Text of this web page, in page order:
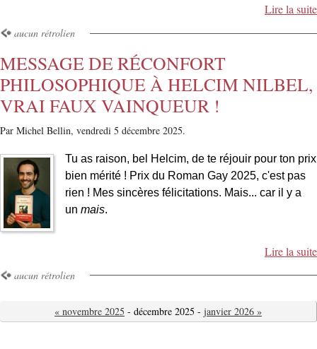
Lire la suite
aucun rétrolien
MESSAGE DE RÉCONFORT
PHILOSOPHIQUE À HELCIM NILBEL,
VRAI FAUX VAINQUEUR !
Par Michel Bellin, vendredi 5 décembre 2025.
Tu as raison, bel Helcim, de te réjouir pour ton prix
bien mérité ! Prix du Roman Gay 2025, c'est pas
rien ! Mes sincères félicitations. Mais... car il y a
unmais.
Lire la suite
aucun rétrolien
« novembre 2025 - décembre 2025 - janvier 2026 »